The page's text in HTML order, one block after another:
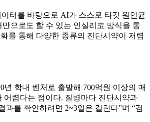
터를 바탕으로 AI가 스스로 타깃 원인균
으로도 할 수 있는 인실리코 방식을 통
를 통해 다양한 종류의 진단시약이 저렴
학내 벤처로 출발해 700억원 이상의 매
렵다는 점이다. 질병마다 진단시약과
를 확인하려면 2~3일은 걸린다”며 “검